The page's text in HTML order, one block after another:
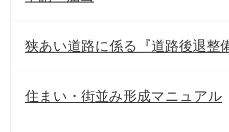
狭あい道路に係る『道路後退整
住まい・街並み形成マニュアル